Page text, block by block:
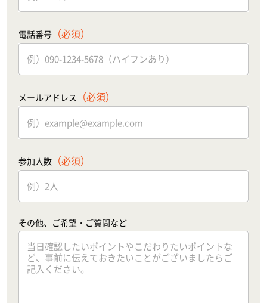
電話番号 （必須）
メールアドレス （必須）
参加人数 （必須）
その他、ご希望・ご質問など